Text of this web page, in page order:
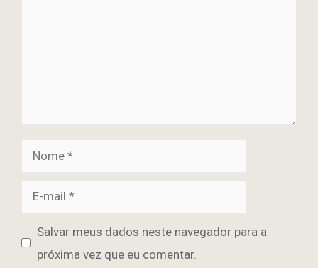
Nome
mail
SiteSalvar meus dados neste navegador para a
próxima vez que eu comentar.